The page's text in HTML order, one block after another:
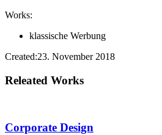
Works:
klassische Werbung
Created:23. November 2018
Releated Works
Corporate Design